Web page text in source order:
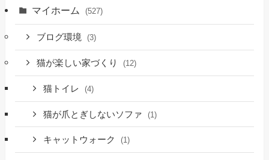
マイホーム (527)
ブログ環境 (3)
猫が楽しい家づくり (12)
猫トイレ (4)
猫が爪とぎしないソファ (1)
キャットウォーク (1)